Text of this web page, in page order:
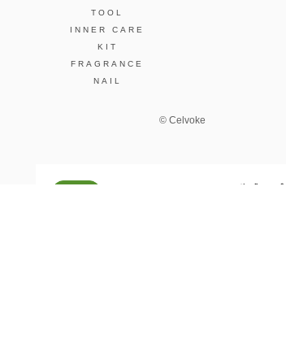
TOOL
INNER CARE
KIT
FRAGRANCE
NAIL
© Celvoke